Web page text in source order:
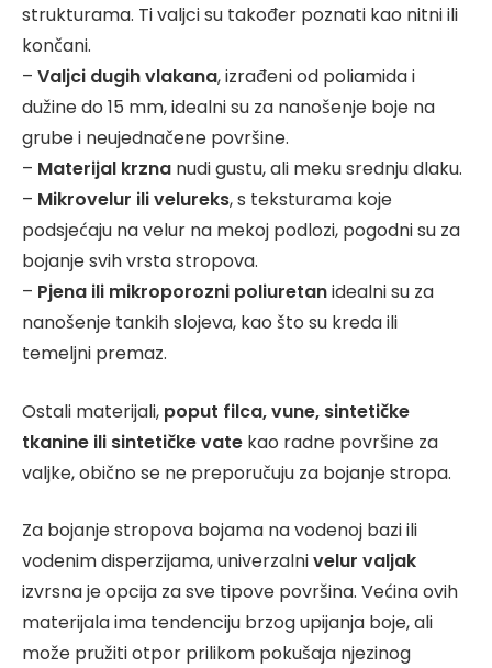
strukturama. Ti valjci su također poznati kao nitni ili
končani.
– Valjci dugih vlakana, izrađeni od poliamida i
dužine do 15 mm, idealni su za nanošenje boje na
grube i neujednačene površine.
– Materijal krzna nudi gustu, ali meku srednju dlaku.
– Mikrovelur ili velureks, s teksturama koje
podsjećaju na velur na mekoj podlozi, pogodni su za
bojanje svih vrsta stropova.
– Pjena ili mikroporozni poliuretanidealni su za
nanošenje tankih slojeva, kao što su kreda ili
temeljni premaz.
Ostali materijali, poput filca, vune, sintetičke
tkanine ili sintetičke vate kao radne površine za
valjke, obično se ne preporučuju za bojanje stropa.
Za bojanje stropova bojama na vodenoj bazi ili
vodenim disperzijama, univerzalnivelur valjak
izvrsna je opcija za sve tipove površina. Većina ovih
materijala ima tendenciju brzog upijanja boje, ali
može pružiti otpor prilikom pokušaja njezinog